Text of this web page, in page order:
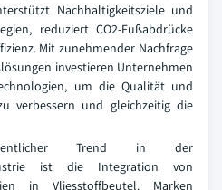
Nachhaltigkeitsziele und
reduziert CO2-Fußabdrücke
Mit zunehmender Nachfrage
investieren Unternehmen
um die Qualität und
verbessern und gleichzeitig die
Trend in der
ist die Integration von
in Vliesstoffbeutel. Marken